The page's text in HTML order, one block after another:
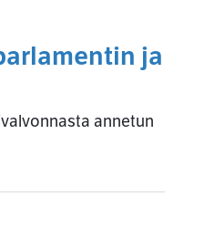
ja
annetun